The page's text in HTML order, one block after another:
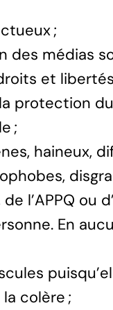
;
des médias
et
protection
;
haineux,
l’APPQ ou
En
colère ;